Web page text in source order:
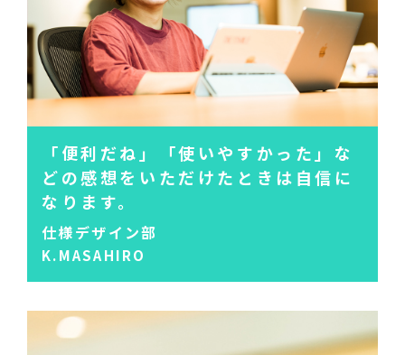
「便利だね」「使いやすかった」 な
どの感想をいただけたときは 自信に
なります。
仕様デザイン部
K.MASAHIRO